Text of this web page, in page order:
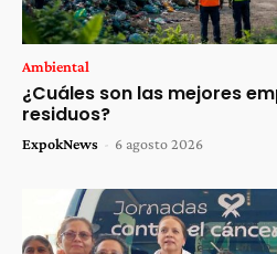
Ambiental
¿Cuáles son las mejores
residuos?
ExpokNews - 6 agosto 2026